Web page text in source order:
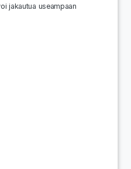
jakautua useampaan